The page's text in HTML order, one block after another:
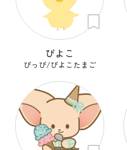
ぴよこ
ぴっぴ/ぴよこたまご